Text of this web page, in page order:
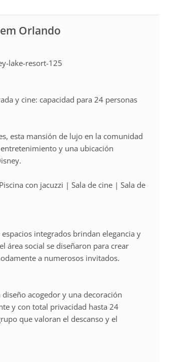
Orlando
lake-resort-125
y cine: capacidad para 24 personas
esta mansión de lujo en la comunidad
y una ubicación
con jacuzzi | Sala de cine | Sala de
integrados brindan elegancia y
área social se diseñaron para crear
a numerosos invitados.
acogedor y una decoración
y con total privacidad hasta 24
que valoran el descanso y el